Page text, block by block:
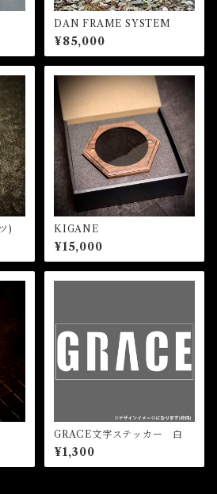
DAN FRAME SYSTEM
¥85,000
) KIGANE
¥15,000
GRACE文字ステッカー 白
¥1,300